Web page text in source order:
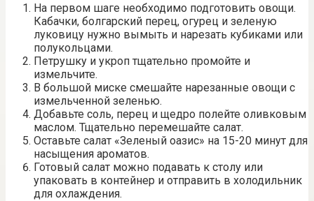
На первом шаге необходимо подготовить овощи.
Кабачки, болгарский перец, огурец и зеленую
луковицу нужно вымыть и нарезать кубиками или
полукольцами.
Петрушку и укроп тщательно промойте и
измельчите.
В большой миске смешайте нарезанные овощи с
измельченной зеленью.
Добавьте соль, перец и щедро полейте оливковым
маслом. Тщательно перемешайте салат.
Оставьте салат «Зеленый оазис» на 15-20 минут для
насыщения ароматов.
Готовый салат можно подавать к столу или
упаковать в контейнер и отправить в холодильник
для охлаждения.